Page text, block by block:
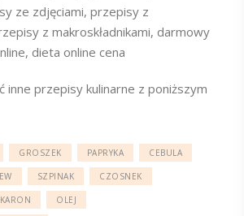
ze zdjęciami, przepisy z
z makroskładnikami, darmowy
dieta online cena
inne przepisy kulinarne z poniższym
GROSZEK PAPRYKA CEBULA
SZPINAK CZOSNEK
OLEJ